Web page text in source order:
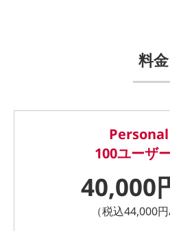
料金
100ユーザ
40,000
（税込44,000